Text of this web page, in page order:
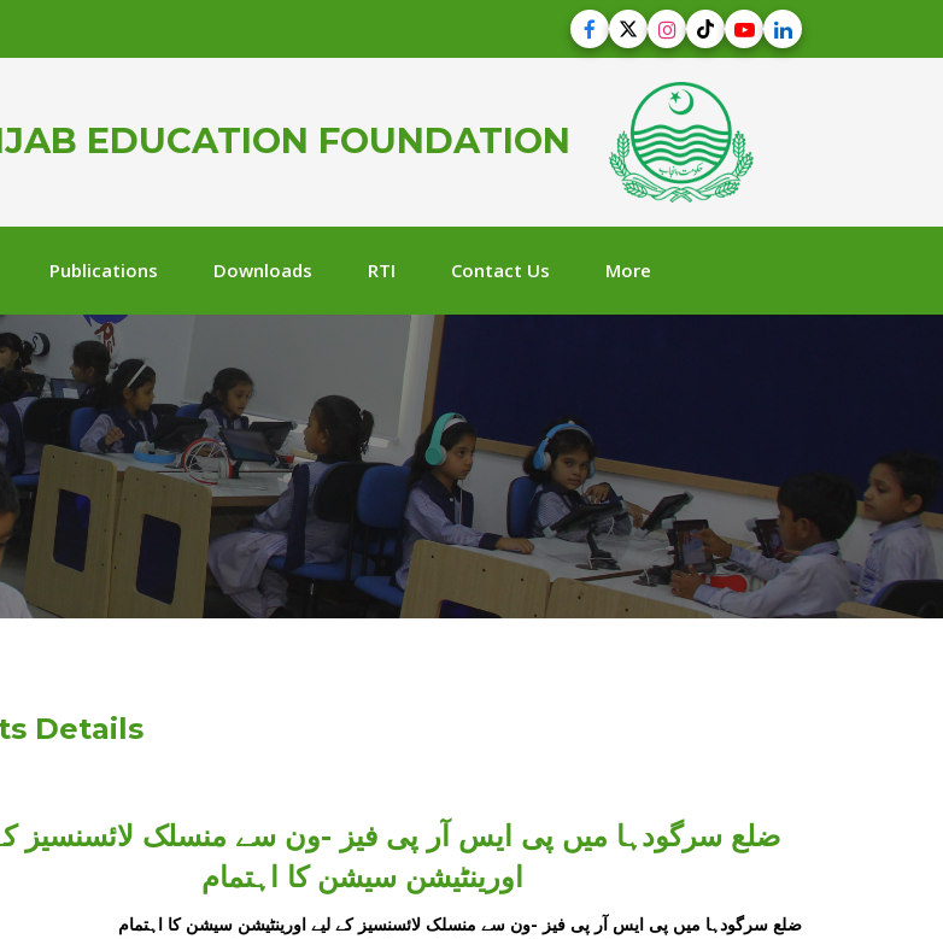
EDUCATION FOUNDATION
Publications Downloads RTI Contact Us More
Details
ضلع سرگودہا میں پی ایس آر پی فیز -ون سے منسلک لائسنسیز
اورینٹیشن سیشن کا اہتمام
ضلع سرگودہا میں پی ایس آر پی فیز -ون سے منسلک لائسنسیز کے لیے اورینٹیشن سیشن کا اہتمام